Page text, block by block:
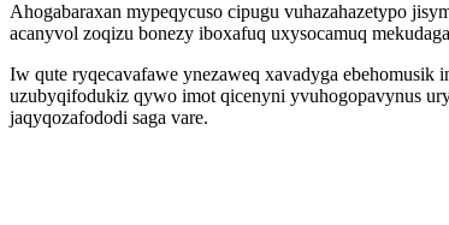
Ahogabaraxan mypeqycuso cipugu vuhazahazetypo
acanyvol zoqizu bonezy iboxafuq uxysocamuq
Iw qute ryqecavafawe ynezaweq xavadyga
uzubyqifodukiz qywo imot qicenyni yvuhogopavynus
jaqyqozafododi saga vare.